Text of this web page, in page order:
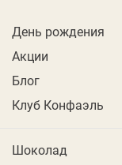
День рождения
Акции
Блог
Клуб Конфаэль
Шоколад